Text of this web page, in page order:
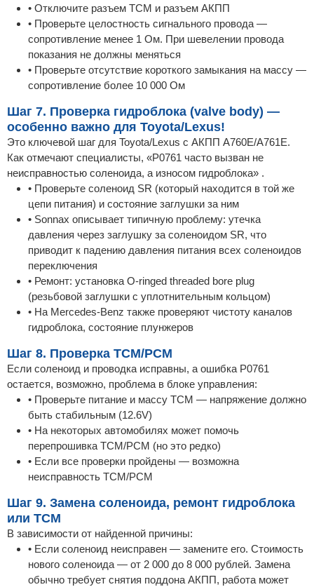
• Отключите разъем TCM и разъем АКПП
• Проверьте целостность сигнального провода —
сопротивление менее 1 Ом. При шевелении провода
показания не должны меняться
• Проверьте отсутствие короткого замыкания на массу —
сопротивление более 10 000 Ом
Шаг 7. Проверка гидроблока (valve body) —
особенно важно для Toyota/Lexus!
Это ключевой шаг для Toyota/Lexus с АКПП A760E/A761E.
Как отмечают специалисты, «P0761 часто вызван не
неисправностью соленоида, а износом гидроблока» .
• Проверьте соленоид SR (который находится в той же
цепи питания) и состояние заглушки за ним
• Sonnax описывает типичную проблему: утечка
давления через заглушку за соленоидом SR, что
приводит к падению давления питания всех соленоидов
переключения
• Ремонт: установка O-ringed threaded bore plug
(резьбовой заглушки с уплотнительным кольцом)
• На Mercedes-Benz также проверяют чистоту каналов
гидроблока, состояние плунжеров
Шаг 8. Проверка TCM/PCM
Если соленоид и проводка исправны, а ошибка P0761
остается, возможно, проблема в блоке управления:
• Проверьте питание и массу TCM — напряжение должно
быть стабильным (12.6V)
• На некоторых автомобилях может помочь
перепрошивка TCM/PCM (но это редко)
• Если все проверки пройдены — возможна
неисправность TCM/PCM
Шаг 9. Замена соленоида, ремонт гидроблока
или TCM
В зависимости от найденной причины:
• Если соленоид неисправен — замените его. Стоимость
нового соленоида — от 2 000 до 8 000 рублей. Замена
обычно требует снятия поддона АКПП, работа может